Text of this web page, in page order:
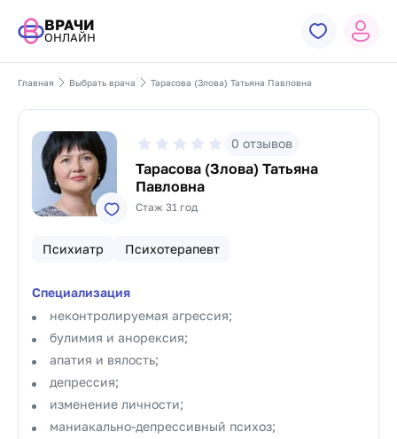
ВРАЧИ
ОНЛАЙН
Главная Выбрать врача Тарасова (Злова) Татьяна Павловна
0 отзывов
Тарасова (Злова) Татьяна
Павловна
Стаж 31 год
Психиатр Психотерапевт
Специализация
неконтролируемая агрессия;
булимия и анорексия;
апатия и вялость;
депрессия;
изменение личности;
маниакально-депрессивный психоз;